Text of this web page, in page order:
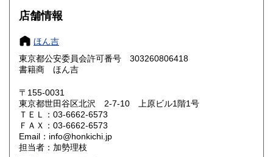
大阪府
奈良県
鳥取県 185円 島根県
岡山県
山口県 185円
香川県 185円
店舗情報
ほん吉
東京都公安委員会許可番号 303260806418
書籍商 ほん吉
〒155-0031
東京都世田谷区北沢 2-7-10 上原ビル1階1号
ＴＥＬ：03-6662-6573
ＦＡＸ：03-6662-6573
Email：info@honkichi.jp
担当者：加勢理枝